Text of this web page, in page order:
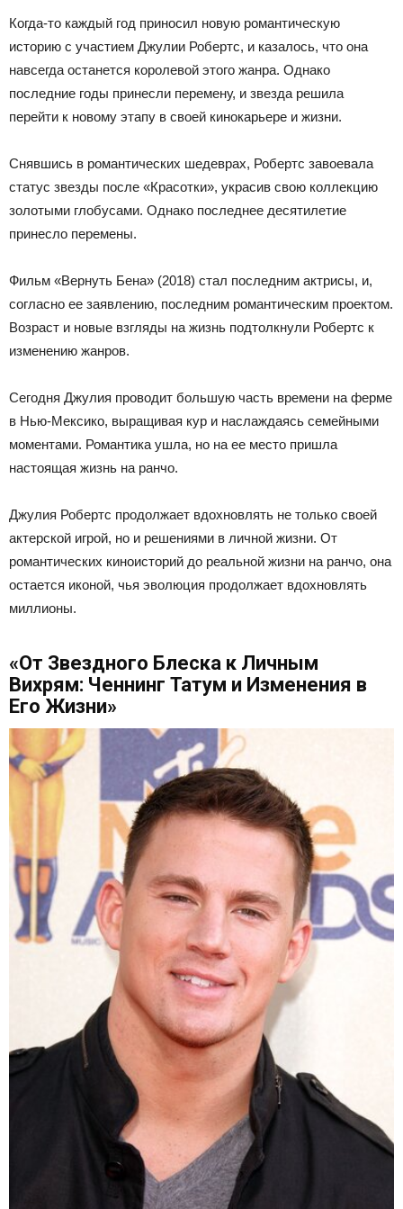
Когда-то каждый год приносил новую романтическую
историю с участием Джулии Робертс, и казалось, что она
навсегда останется королевой этого жанра. Однако
последние годы принесли перемену, и звезда решила
перейти к новому этапу в своей кинокарьере и жизни.
Снявшись в романтических шедеврах, Робертс завоевала
статус звезды после «Красотки», украсив свою коллекцию
золотыми глобусами. Однако последнее десятилетие
принесло перемены.
Фильм «Вернуть Бена» (2018) стал последним актрисы, и,
согласно ее заявлению, последним романтическим проектом.
Возраст и новые взгляды на жизнь подтолкнули Робертс к
изменению жанров.
Сегодня Джулия проводит большую часть времени на ферме
в Нью-Мексико, выращивая кур и наслаждаясь семейными
моментами. Романтика ушла, но на ее место пришла
настоящая жизнь на ранчо.
Джулия Робертс продолжает вдохновлять не только своей
актерской игрой, но и решениями в личной жизни. От
романтических киноисторий до реальной жизни на ранчо, она
остается иконой, чья эволюция продолжает вдохновлять
миллионы.
«От Звездного Блеска к Личным
Вихрям: Ченнинг Татум и Изменения в
Его Жизни»